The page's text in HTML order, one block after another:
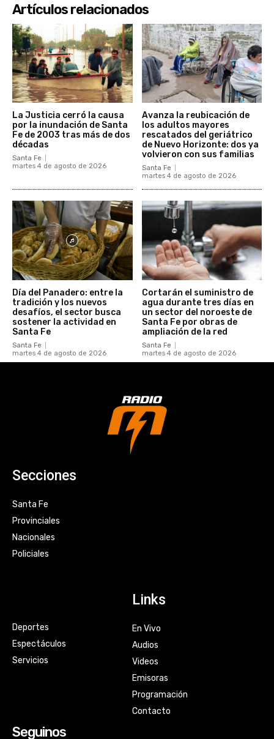
Artículos relacionados
La Justicia cerró la causa
por la inundación de Santa
Fe de 2003 tras más de dos
décadas
Santa Fe
martes 4 de agosto de 2026
Avanza la reubicación de
los adultos mayores
rescatados del geriátrico
de Nuevo Horizonte: dos ya
volvieron con sus familias
Santa Fe
martes 4 de agosto de 2026
Día del Panadero: entre la
tradición y los nuevos
desafíos, el sector busca
sostener la actividad en
Santa Fe
Santa Fe
martes 4 de agosto de 2026
Cortarán el suministro de
agua durante tres días en
un sector del noroeste de
Santa Fe por obras de
ampliación de la red
Santa Fe
martes 4 de agosto de 2026
Secciones
Santa Fe
Provinciales
Nacionales
Policiales
Deportes
Espectáculos
Servicios
Links
En Vivo
Audios
Videos
Emisoras
Programación
Contacto
Seguinos